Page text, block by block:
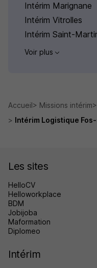
Intérim Marignane
Intérim Vitrolles
Intérim Saint-
Voir plus
Accueil Missions intérim
Intérim Logistique
Les sites
HelloCV
Helloworkplace
BDM
Jobijoba
Maformation
Diplomeo
Intérim